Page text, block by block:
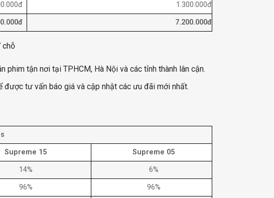
1.300.000đ
7.200.000đ
chỗ
phim tận nơi tại TPHCM, Hà Nội và các tỉnh thành lân cận.
được tư vấn báo giá và cập nhật các ưu đãi mới nhất.
Supreme 15 Supreme 05
14% 6%
96% 96%